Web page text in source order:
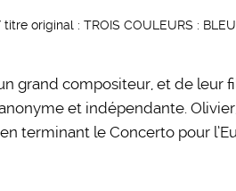
original : TROIS COULEURS :
grand compositeur, et de leur
et indépendante.
terminant le Concerto pour